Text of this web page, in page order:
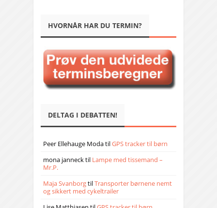
HVORNÅR HAR DU TERMIN?
DELTAG I DEBATTEN!
Peer Ellehauge ModatilGPS tracker til børn
mona jannecktil Lampe med tissemand –
Mr.P.
Maja SvanborgtilTransporter børnene nemt
og sikkert med cykeltrailer